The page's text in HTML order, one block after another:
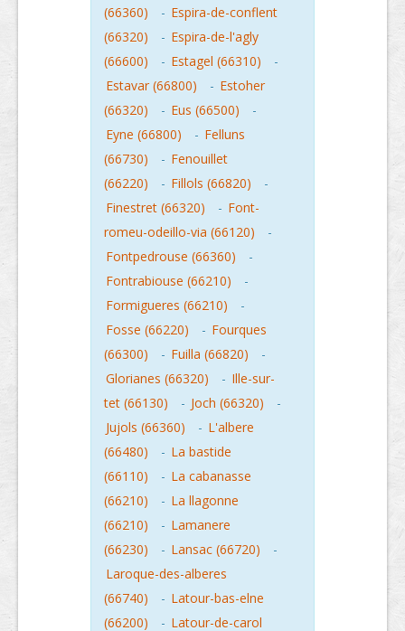
(66360)
- Espira-de-conflent
(66320)
- Espira-de-l'agly
(66600)
- Estagel (66310)
-
Estavar (66800)
- Estoher
(66320)
- Eus (66500)
-
Eyne (66800)
- Felluns
(66730)
- Fenouillet
(66220)
- Fillols (66820)
-
Finestret (66320)
- Font-
romeu-odeillo-via (66120)
-
Fontpedrouse (66360)
-
Fontrabiouse (66210)
-
Formigueres (66210)
-
Fosse (66220)
- Fourques
(66300)
- Fuilla (66820)
-
Glorianes (66320)
- Ille-sur-
tet (66130)
- Joch (66320)
-
Jujols (66360)
- L'albere
(66480)
- La bastide
(66110)
- La cabanasse
(66210)
- La llagonne
(66210)
- Lamanere
(66230)
- Lansac (66720)
-
Laroque-des-alberes
(66740)
- Latour-bas-elne
(66200)
- Latour-de-carol